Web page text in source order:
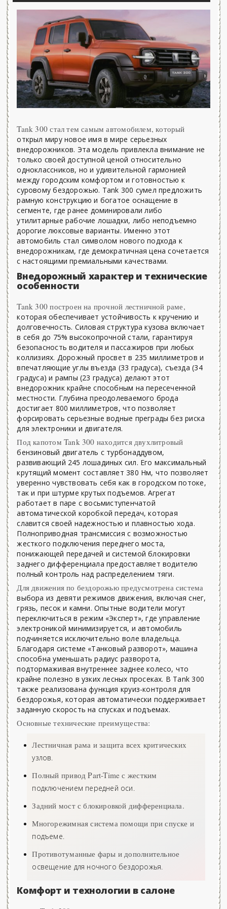
Tank 300 стал тем самым автомобилем, который
открыл миру новое имя в мире серьезных
внедорожников. Эта модель привлекла внимание не
только своей доступной ценой относительно
одноклассников, но и удивительной гармонией
между городским комфортом и готовностью к
суровому бездорожью. Tank 300 сумел предложить
рамную конструкцию и богатое оснащение в
сегменте, где ранее доминировали либо
утилитарные рабочие лошадки, либо неподъемно
дорогие люксовые варианты. Именно этот
автомобиль стал символом нового подхода к
внедорожникам, где демократичная цена сочетается
с настоящими премиальными качествами.
Внедорожный характер и технические
особенности
Tank 300 построен на прочной лестничной раме,
которая обеспечивает устойчивость к кручению и
долговечность. Силовая структура кузова включает
в себя до 75% высокопрочной стали, гарантируя
безопасность водителя и пассажиров при любых
коллизиях. Дорожный просвет в 235 миллиметров и
впечатляющие углы въезда (33 градуса), съезда (34
градуса) и рампы (23 градуса) делают этот
внедорожник крайне способным на пересеченной
местности. Глубина преодолеваемого брода
достигает 800 миллиметров, что позволяет
форсировать серьезные водные преграды без риска
для электроники и двигателя.
Под капотом Tank 300 находится двухлитровый
бензиновый двигатель с турбонаддувом,
развивающий 245 лошадиных сил. Его максимальный
крутящий момент составляет 380 Нм, что позволяет
уверенно чувствовать себя как в городском потоке,
так и при штурме крутых подъемов. Агрегат
работает в паре с восьмиступенчатой
автоматической коробкой передач, которая
славится своей надежностью и плавностью хода.
Полноприводная трансмиссия с возможностью
жесткого подключения переднего моста,
понижающей передачей и системой блокировки
заднего дифференциала предоставляет водителю
полный контроль над распределением тяги.
Для движения по бездорожью предусмотрена система
выбора из девяти режимов движения, включая снег,
грязь, песок и камни. Опытные водители могут
переключиться в режим «Эксперт», где управление
электроникой минимизируется, и автомобиль
подчиняется исключительно воле владельца.
Благодаря системе «Танковый разворот», машина
способна уменьшать радиус разворота,
подтормаживая внутреннее заднее колесо, что
крайне полезно в узких лесных просеках. В Tank 300
также реализована функция круиз-контроля для
бездорожья, которая автоматически поддерживает
заданную скорость на спусках и подъемах.
Основные технические преимущества:
Лестничная рама и защита всех критических
узлов.
Полный привод Part-Time с жестким
подключением передней оси.
Задний мост с блокировкой дифференциала.
Многорежимная система помощи при спуске и
подъеме.
Противотуманные фары и дополнительное
освещение для ночного бездорожья.
Комфорт и технологии в салоне